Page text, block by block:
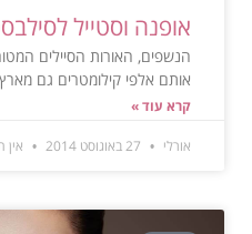
אופנה וסטייל
הנשפים, האורות הסיילים
אותם אלפי קילומטרים גם
קרא עוד »
אורלי אין